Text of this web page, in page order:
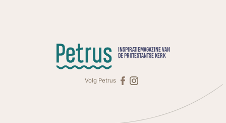
INSPIRATIEMAGAZINE VAN
DE PROTESTANTSE KERK
Volg Petrus